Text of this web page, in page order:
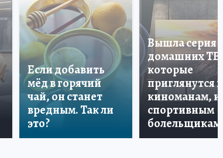
Если добавить
мёд в горячий
чай, он станет
вредным. Так ли
это?
Вышла серия
домашних ТВ,
которые
приглянутся и
киноманам, и
спортивным
болельщикам